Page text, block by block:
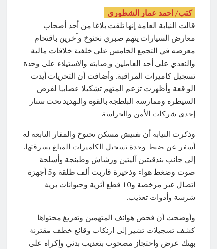
كتب/ احمد عمار الشطوري
قالت النيابة العامة إنها تلقت بلاغا من أحد أصحاب
معارض السيارات يتهم صبري نخنوخ وآخرين باقتحام
معرضه في التجمع الخامس على خلفية خلافات مالية
والتعدي على أحد العاملين وإصابته والاستيلاء على وحدة
تسجيل كاميرات المراقبة. وأضافت أن التحريات أيدت
الواقعة وأظهرت تزعم المتهم تشكيلا عصابيا لفرض
السيطرة وممارسة البلطجة بالقوة والتهديد تحت ستار
إحدى شركات الأمن والحراسة.
وذكرت النيابة أن تفتيش مسكن نخنوخ والمقار التابعة له
أسفر عن ضبط وحدة تسجيل الكاميرات المبلغ بسرقتها،
إلى جانب بندقيتين آليتين ورشاش وطبنجة وأسلحة
صوت وضغط هواء وذخيرة قاربت ألف طلقة و5 أجهزة
اتصال غير مرخصة و10 قطع أثرية وحيوانات برية
شرسة وأدوات تعذيب.
وأوضحت أن فحص هواتف المتهمين وتفريغ محتواها
كشف تسجيلات تشير إلى ارتكاب وقائع خطف مقترنة
بهتك عرض واحتجاز مصحوب بتعذيب بدني وإكراه على